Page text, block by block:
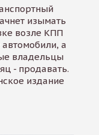
изымать
возле КПП
а
владельцы
- продавать.
издание